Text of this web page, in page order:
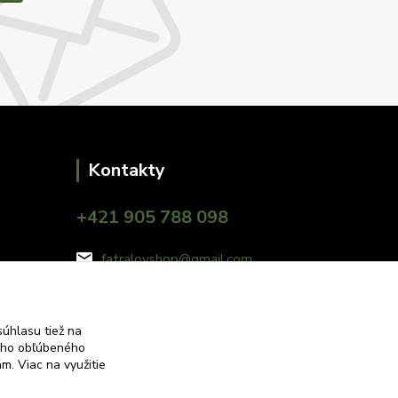
Kontakty
+421 905 788 098
fatralovshop@gmail.com
tiež na
obľúbeného
Viac na využitie